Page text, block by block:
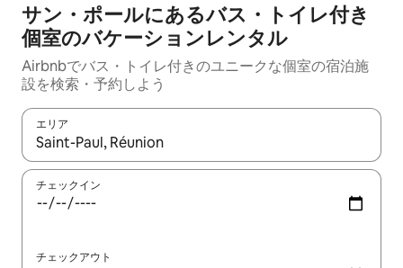
サン・ポールにあるバス・トイレ付き
個室のバケーションレンタル
Airbnbでバス・トイレ付きのユニークな個室の宿泊施
設を検索・予約しよう
エリア
検索結果が表示されたら、上下の矢印キーを使って移動するか
チェックイン
チェックアウト